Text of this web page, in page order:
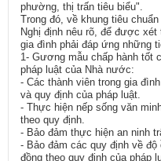
phường, thị trấn tiêu biểu".
Trong đó, về khung tiêu
Nghị định nêu rõ, để được
gia đình phải đáp ứng những
1- Gương mẫu chấp hành tốt
pháp luật của Nhà nước:
- Các thành viên trong gia
và quy định của pháp luật.
- Thực hiện nếp sống văn
theo quy định.
- Bảo đảm thực hiện an ninh
- Bảo đảm các quy định về
đồng theo quy định của pháp